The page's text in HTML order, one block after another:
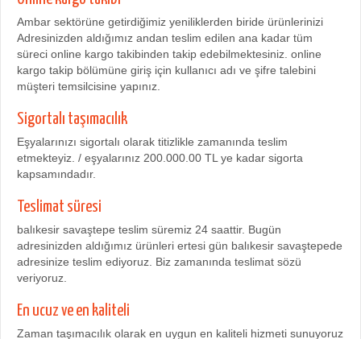
Ambar sektörüne getirdiğimiz yeniliklerden biride ürünlerinizi
Adresinizden aldığımız andan teslim edilen ana kadar tüm
süreci online kargo takibinden takip edebilmektesiniz. online
kargo takip bölümüne giriş için kullanıcı adı ve şifre talebini
müşteri temsilcisine yapınız.
Sigortalı taşımacılık
Eşyalarınızı sigortalı olarak titizlikle zamanında teslim
etmekteyiz. / eşyalarınız 200.000.00 TL ye kadar sigorta
kapsamındadır.
Teslimat süresi
balıkesir savaştepe teslim süremiz 24 saattir. Bugün
adresinizden aldığımız ürünleri ertesi gün balıkesir savaştepede
adresinize teslim ediyoruz. Biz zamanında teslimat sözü
veriyoruz.
En ucuz ve en kaliteli
Zaman taşımacılık olarak en uygun en kaliteli hizmeti sunuyoruz